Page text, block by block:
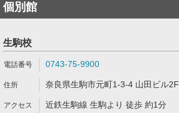
個別館
生駒校
0743-75-9900
奈良県生駒市元町1-3-4 山田ビル2F
近鉄生駒線 生駒より 徒歩 約1分